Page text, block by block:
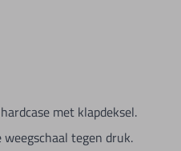
met klapdeksel.
weegschaal tegen druk.